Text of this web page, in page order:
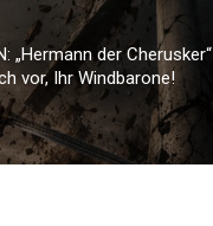
„Hermann der Cherusker“
vor, Ihr Windbarone!